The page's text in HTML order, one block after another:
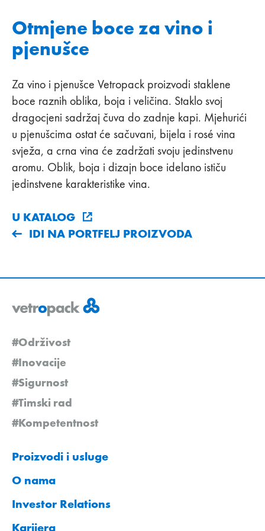
Otmjene boce za vino i
pjenušce
Za vino i pjenušce Vetropack proizvodi staklene
boce raznih oblika, boja i veličina. Staklo svoj
dragocjeni sadržaj čuva do zadnje kapi. Mjehurići
u pjenušcima ostat će sačuvani, bijela i rosé vina
svježa, a crna vina će zadržati svoju jedinstvenu
aromu. Oblik, boja i dizajn boce idelano ističu
jedinstvene karakteristike vina.
U KATALOG
IDI NA PORTFELJ PROIZVODA
#Održivost
#Inovacije
#Sigurnost
#Timski rad
#Kompetentnost
Proizvodi i usluge
O nama
Investor Relations
Karijera